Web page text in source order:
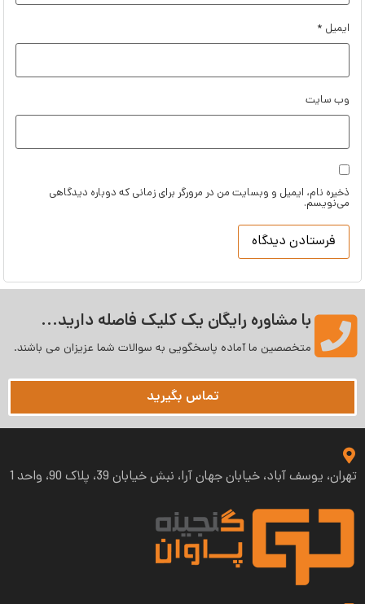
ایمیل *
وب‌ سایت
ذخیره نام، ایمیل و وبسایت من در مرورگر برای زمانی که دوباره دیدگاهی
می‌نویسم.
با مشاوره رایگان یک کلیک فاصله دارید...
متخصصین ما آماده پاسخگویی به سوالات شما عزیزان می‌ باشند.
تماس بگیرید
تهران، یوسف آباد، خیابان جهان آرا، نبش خیابان 39، پلاک 90، واحد 1